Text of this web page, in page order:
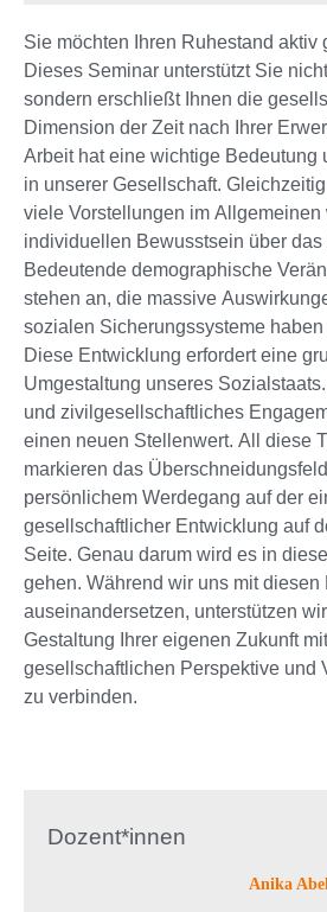
Sie möchten Ihren Ruhestand aktiv
Dieses Seminar unterstützt Sie
sondern erschließt Ihnen die
Dimension der Zeit nach Ihrer
Arbeit hat eine wichtige Bedeutung
in unserer Gesellschaft.
viele Vorstellungen im Allgemeinen
individuellen Bewusstsein über das
Bedeutende demographische
stehen an, die massive
sozialen Sicherungssysteme haben
Diese Entwicklung erfordert eine
Umgestaltung unseres
und zivilgesellschaftliches
einen neuen Stellenwert. All diese
markieren das
persönlichem Werdegang auf der
gesellschaftlicher Entwicklung auf
Seite. Genau darum wird es in
gehen. Während wir uns mit diesen
auseinandersetzen, unterstützen
Gestaltung Ihrer eigenen Zukunft
gesellschaftlichen Perspektive und
zu verbinden.
Dozent*innen
Anika